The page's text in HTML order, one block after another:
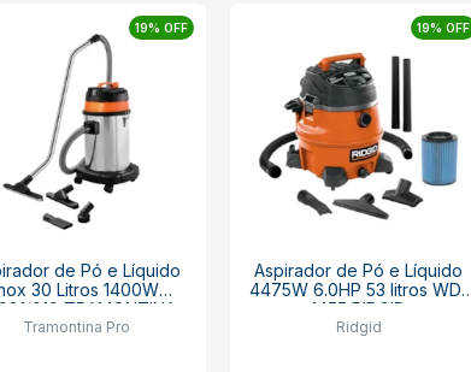
19% OFF
de Pó e Líquido
30 Litros 1400W
010 TRAMONTINA
PRO
Tramontina Pro
19% OFF
Aspirador de Pó e Líquido
4475W 6.0HP 53 litros WD-
1455 RIDGID
Ridgid